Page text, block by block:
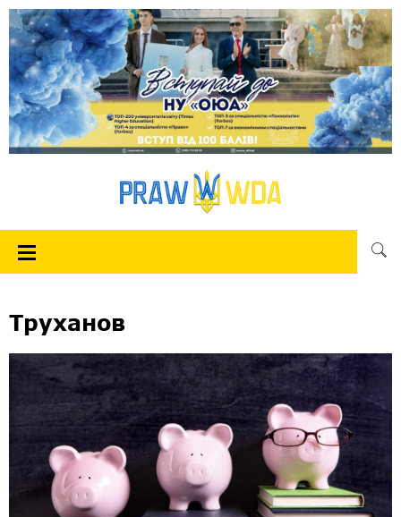
Труханов